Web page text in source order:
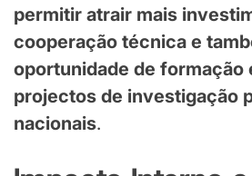
permitir atrair mais
cooperação técnica e
oportunidade de formação
projectos de investigação
nacionais.